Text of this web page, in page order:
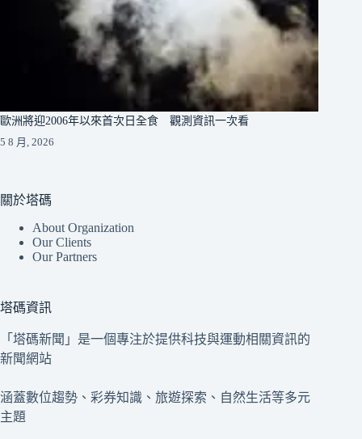
歐洲將迎2006年以來首次日全食 觀測資訊一次看
5 8 月, 2026
關於塔碼
About Organization
Our Clients
Our Partners
塔碼資訊
「塔碼新聞」是一個專注於提供科技與運動相關資訊的
新聞網站
涵蓋數位趨勢、彩券知識、旅遊探索、自然生活等多元
主題